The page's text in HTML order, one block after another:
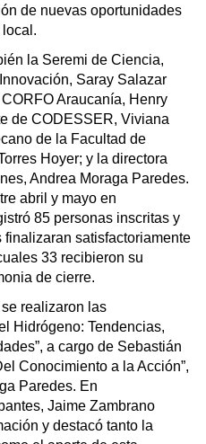
de nuevas oportunidades
la Seremi de Ciencia,
Saray Salazar
Araucanía, Henry
de CODESSER, Viviana
de la Facultad de
Hoyer; y la directora
Andrea Moraga Paredes.
abril y mayo en
85 personas inscritas y
satisfactoriamente
33 recibieron su
de cierre.
realizaron las
Hidrógeno: Tendencias,
a cargo de Sebastián
Conocimiento a la Acción”,
Paredes. En
Jaime Zambrano
y destacó tanto la